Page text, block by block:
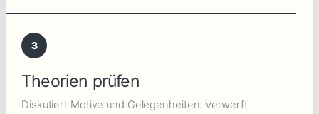
3
Theorien prüfen
Diskutiert Motive und Gelegenheiten. Verwerft